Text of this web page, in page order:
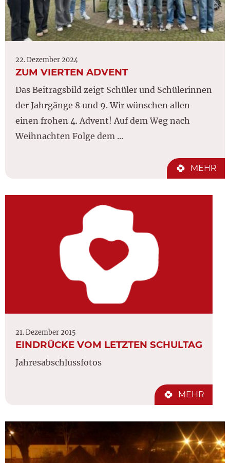
22. Dezember 2024
ZUM VIERTEN ADVENT
Das Beitragsbild zeigt Schüler und Schülerinnen
der Jahrgänge 8 und 9. Wir wünschen allen
einen frohen 4. Advent! Auf dem Weg nach
Weihnachten Folge dem ...
MEHR
21. Dezember 2015
EINDRÜCKE VOM LETZTEN SCHULTAG
Jahresabschlussfotos
MEHR